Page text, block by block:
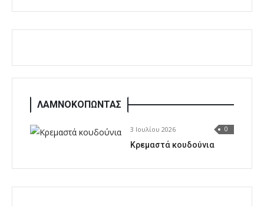
ΛΑΜΝΟΚΟΠΩΝΤΑΣ
3 Ιουλίου 2026 0
Κρεμαστά κουδούνια